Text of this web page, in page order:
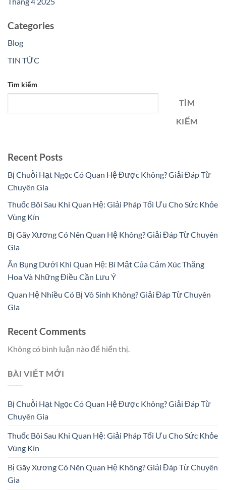
Categories
Blog
TIN TỨC
Tìm kiếm
TÌM
KIẾM
Recent Posts
Bị Chuỗi Hạt Ngọc Có Quan Hệ Được Không? Giải Đáp Từ
Chuyên Gia
Thuốc Bôi Sau Khi Quan Hệ: Giải Pháp Tối Ưu Cho Sức Khỏe
Vùng Kín
Bị Gãy Xương Có Nên Quan Hệ Không? Giải Đáp Từ Chuyên
Gia
Ấn Bụng Dưới Khi Quan Hệ: Bí Mật Của Cảm Xúc Thăng
Hoa Và Những Điều Cần Lưu Ý
Quan Hệ Nhiều Có Bị Vô Sinh Không? Giải Đáp Từ Chuyên
Gia
Recent Comments
Không có bình luận nào để hiển thị.
BÀI VIẾT MỚI
Bị Chuỗi Hạt Ngọc Có Quan Hệ Được Không? Giải Đáp Từ
Chuyên Gia
Thuốc Bôi Sau Khi Quan Hệ: Giải Pháp Tối Ưu Cho Sức Khỏe
Vùng Kín
Bị Gãy Xương Có Nên Quan Hệ Không? Giải Đáp Từ Chuyên
Gia